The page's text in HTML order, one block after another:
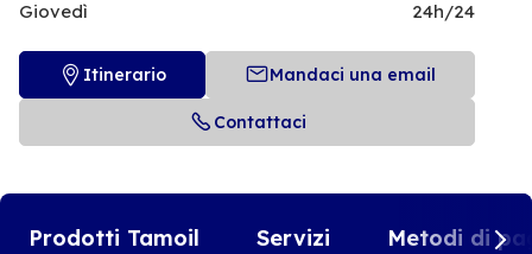
Giovedì
24h/24
Itinerario Mandaci una email
Contattaci
Prodotti Tamoil Servizi Metodi di